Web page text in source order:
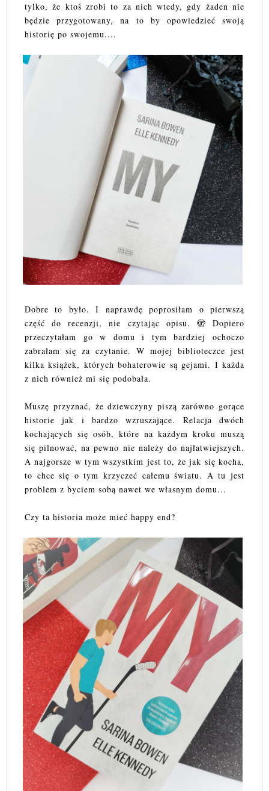
tylko, że ktoś zrobi to za nich wtedy, gdy żaden nie
będzie przygotowany, na to by opowiedzieć swoją
historię po swojemu....
Dobre to było. I naprawdę poprosiłam o pierwszą
część do recenzji, nie czytając opisu. 🫣 Dopiero
przeczytałam go w domu i tym bardziej ochoczo
zabrałam się za czytanie. W mojej biblioteczce jest
kilka książek, których bohaterowie są gejami. I każda
z nich również mi się podobała.
Muszę przyznać, że dziewczyny piszą zarówno gorące
historie jak i bardzo wzruszające. Relacja dwóch
kochających się osób, które na każdym kroku muszą
się pilnować, na pewno nie należy do najłatwiejszych.
A najgorsze w tym wszystkim jest to, że jak się kocha,
to chce się o tym krzyczeć całemu światu. A tu jest
problem z byciem sobą nawet we własnym domu...
Czy ta historia może mieć happy end?